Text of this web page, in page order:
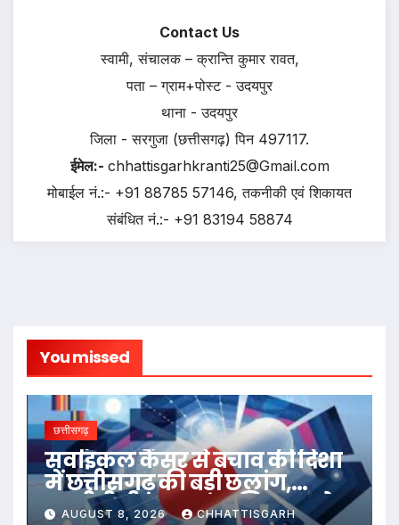
Contact Us
स्वामी, संचालक – क्रान्ति कुमार रावत,
पता – ग्राम+पोस्ट - उदयपुर
थाना - उदयपुर
जिला - सरगुजा (छत्तीसगढ़) पिन 497117.
ईमेल:- chhattisgarhkranti25@Gmail.com
मोबाईल नं.:- +91 88785 57146, तकनीकी एवं शिकायत
संबंधित नं.:- +91 83194 58874
You missed
छत्तीसगढ़
सर्वाइकल कैंसर से बचाव की दिशा
में छत्तीसगढ़ की बड़ी छलांग,
एचपीवी टीकाकरण अभियान को
AUGUST 8, 2026 CHHATTISGARH